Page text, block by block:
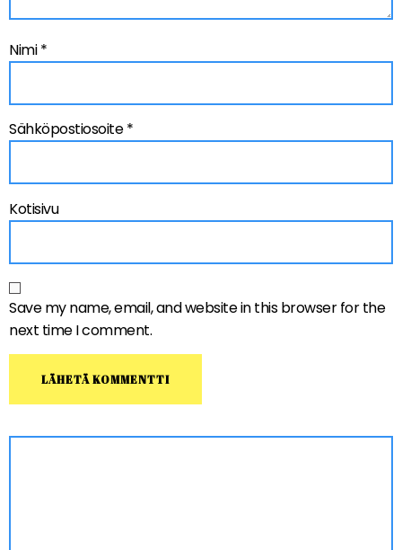
Nimi*
Sähköpostiosoite*
Kotisivu
Save my name, email, and website in this browser for the
next time I comment.